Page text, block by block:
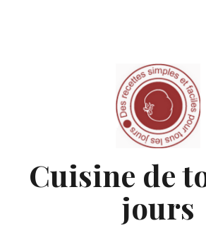
Cuisine de
jours